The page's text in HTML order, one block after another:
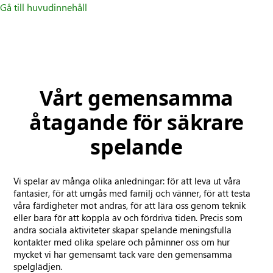
Gå till huvudinnehåll
Vårt gemensamma
åtagande för säkrare
spelande
Vi spelar av många olika anledningar: för att leva ut våra
fantasier, för att umgås med familj och vänner, för att testa
våra färdigheter mot andras, för att lära oss genom teknik
eller bara för att koppla av och fördriva tiden. Precis som
andra sociala aktiviteter skapar spelande meningsfulla
kontakter med olika spelare och påminner oss om hur
mycket vi har gemensamt tack vare den gemensamma
spelglädjen.